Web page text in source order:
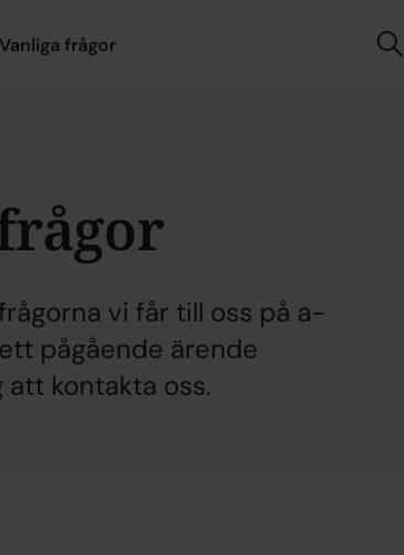
Vanliga frågor
vi får till oss på a-
pågående ärende
kontakta oss.